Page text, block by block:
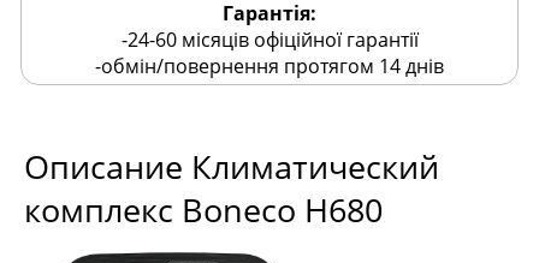
Гарантія:
-24-60 місяців офіційної гарантії
-обмін/повернення протягом 14 днів
Описание Климатический
комплекс Boneco H680